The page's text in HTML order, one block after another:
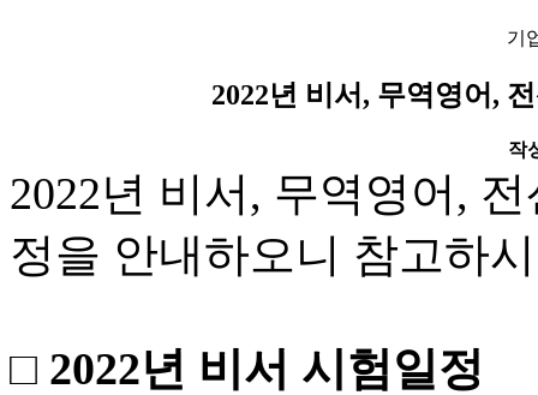
기
2022년 비서, 무역영어,
작
2022년 비서, 무역영어,
정을 안내하오니 참고하
□ 2022년 비서 시험일정